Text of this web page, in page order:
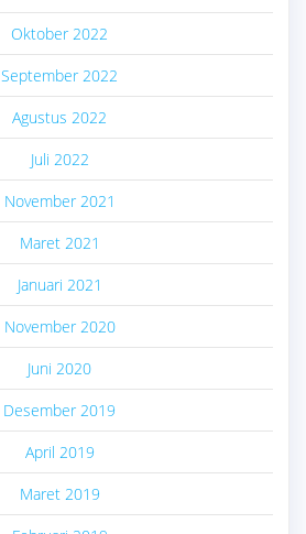
Oktober 2022
September 2022
Agustus 2022
Juli 2022
November 2021
Maret 2021
Januari 2021
November 2020
Juni 2020
Desember 2019
April 2019
Maret 2019